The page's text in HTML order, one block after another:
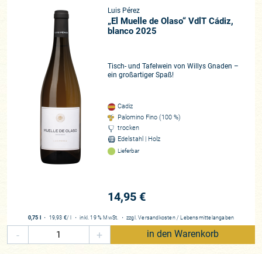
Luis Pérez
„El Muelle de Olaso“ VdlT Cádiz,
blanco 2025
Tisch- und Tafelwein von Willys Gnaden –
ein großartiger Spaß!
Cadiz
Palomino Fino (100 %)
trocken
Edelstahl | Holz
Lieferbar
14,95 €
0,75 l ・ 19,93 €/ l ・inkl. 19 % MwSt. ・ zzgl.Versandkosten / Lebensmittelangaben
- + in den Warenkorb